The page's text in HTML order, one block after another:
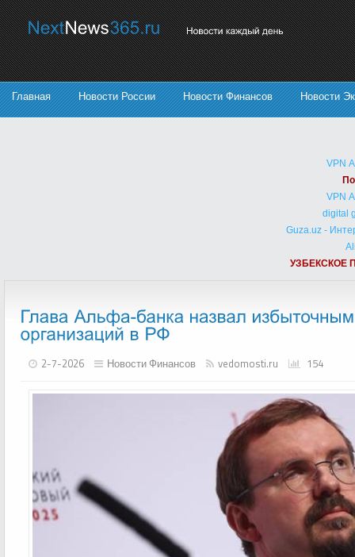
Главная Новости России Новости Финансов Новости
VPN
VPN
digital
Guza.uz -
УЗБЕКСКОЕ
2-7-2026 Новости Финансов vedomosti.ru 154